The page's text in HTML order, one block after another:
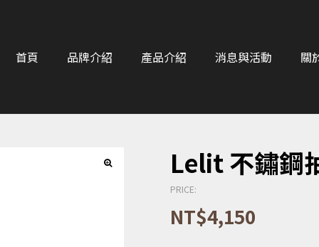
首頁 品牌介紹 產品介紹 消息與活動 關
Lelit 不鏽鋼
PRICE:
NT$4,150